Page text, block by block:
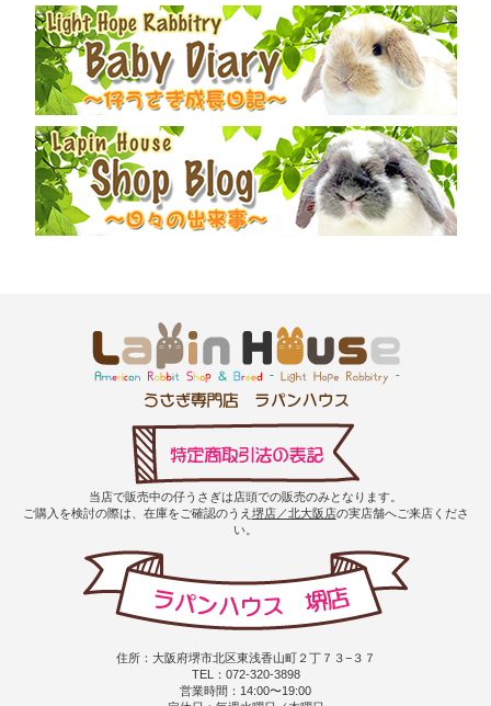
当店で販売中の仔うさぎは店頭での販売のみとなります。
ご購入を検討の際は、在庫をご確認のうえ 堺店／北大阪店の実店舗へご来店くださ
い。
住所：大阪府堺市北区東浅香山町２丁７３−３７
TEL：072-320-3898
営業時間：14:00〜19:00